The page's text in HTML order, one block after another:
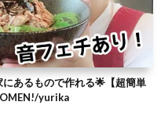
にあるもので作れる🌟【超簡単
yurika